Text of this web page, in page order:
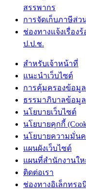
สรรพากร
การจัดเก็บภาษีส่ว
ช่องทางแจ้งเรื่อง
ป.ป.ช.
สำหรับเจ้าหน้าที่
แนะนำเว็บไซต์
การคุ้มครองข้อมู
ธรรมาภิบาลข้อมูล
นโยบายเว็บไซต์
นโยบายคุกกี้
นโยบายความมั่น
แผนผังเว็บไซต์
แผนที่สำนักงานใ
ติดต่อเรา
ช่องทางอิเล็กทรอ